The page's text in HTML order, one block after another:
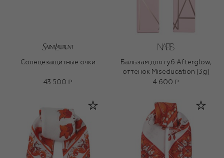
Солнцезащитные очки
43 500 ₽
Бальзам для губ Afterglow,
оттенок Miseducation (3g)
4 600 ₽